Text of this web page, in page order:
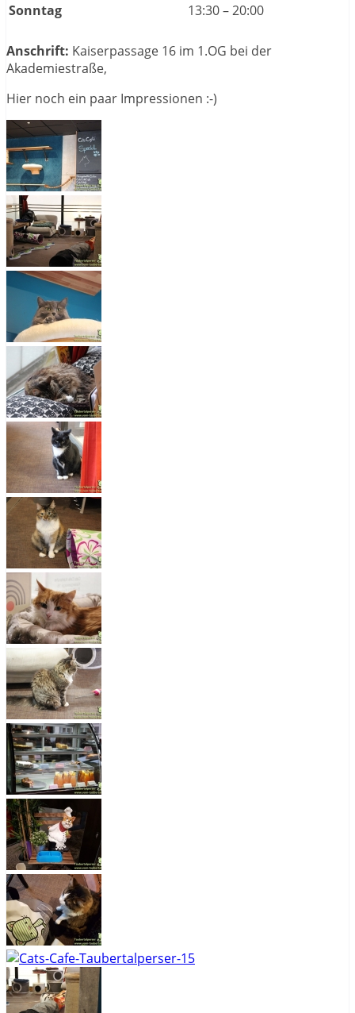
Sonntag 13:30 – 20:00
Anschrift: Kaiserpassage 16 im 1.OG bei der
Akademiestraße,
Hier noch ein paar Impressionen :-)